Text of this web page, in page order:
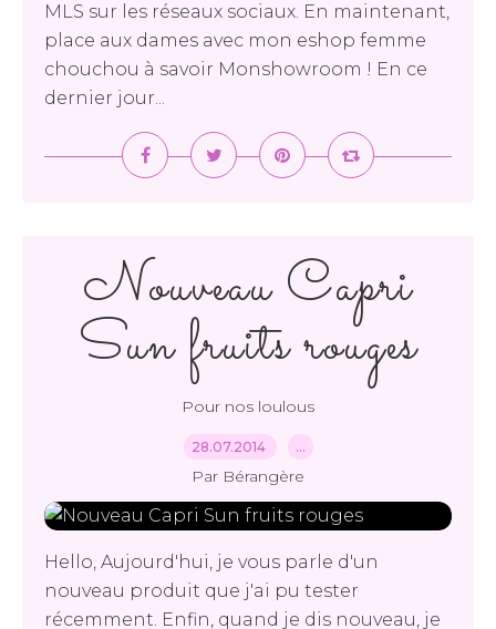
MLS sur les réseaux sociaux. En maintenant,
place aux dames avec mon eshop femme
chouchou à savoir Monshowroom ! En ce
dernier jour...
Nouveau Capri
Sun fruits rouges
Pour nos loulous
28.07.2014 …
Par Bérangère
Hello, Aujourd'hui, je vous parle d'un
nouveau produit que j'ai pu tester
récemment. Enfin, quand je dis nouveau, je